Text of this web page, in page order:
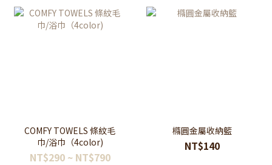
COMFY TOWELS 條紋毛
巾/浴巾（4color)
NT$290 ~ NT$790
橢圓金屬收納籃
NT$140